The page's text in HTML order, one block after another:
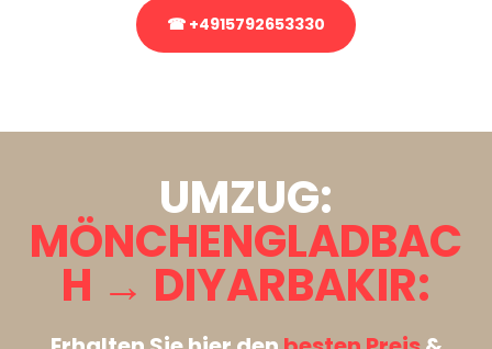
☎ +4915792653330
UMZUG:
MÖNCHENGLADBAC
H → DIYARBAKIR: